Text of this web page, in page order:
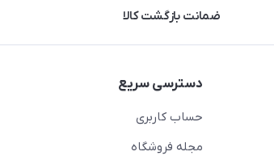
ضمانت بازگشت کالا
دسترسی سریع
حساب کاربری
مجله فروشگاه